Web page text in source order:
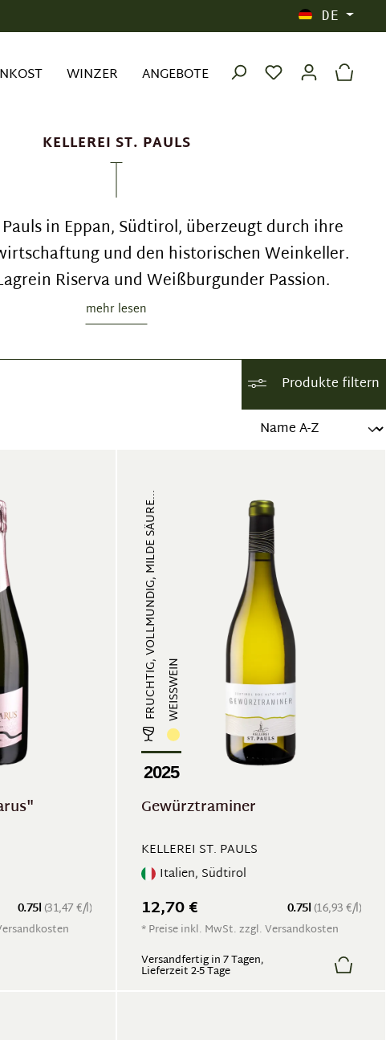
DE
WINZER ANGEBOTE
KELLEREI ST. PAULS
in Eppan, Südtirol, überzeugt durch ihre
und den historischen Weinkeller.
Riserva und Weißburgunder Passion.
mehr lesen
Produkte filtern
0.75l (31,47 €/l)
FRUCHTIG, VOLLMUNDIG, MILDE SÄURE... WEISSWEIN
2025
Gewürztraminer
KELLEREI ST. PAULS
Italien, Südtirol
0.75l (16,93 €/l)
12,70 €
* Preise inkl. MwSt. zzgl. Versandkosten
Versandfertig in 7 Tagen,
Lieferzeit 2-5 Tage